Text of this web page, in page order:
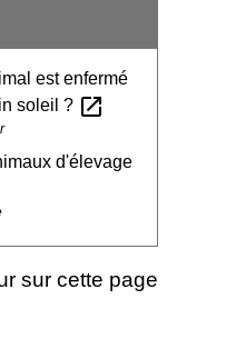
est enfermé
soleil ? open_in_new
d'élevage
sur cette page